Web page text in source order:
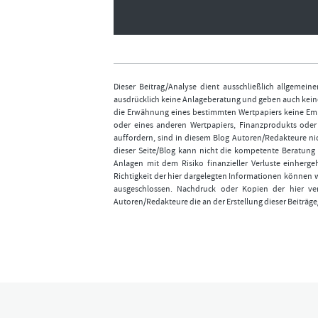
Dieser Beitrag/Analyse dient ausschließlich
ausdrücklich keine Anlageberatung und geben auch
die Erwähnung eines bestimmten Wertpapiers keine
oder eines anderen Wertpapiers, Finanzprodukts
auffordern, sind in diesem Blog Autoren/Redakteure
dieser Seite/Blog kann nicht die kompetente
Anlagen mit dem Risiko finanzieller Verluste
Richtigkeit der hier dargelegten Informationen können
ausgeschlossen. Nachdruck oder Kopien der hier
Autoren/Redakteure die an der Erstellung dieser